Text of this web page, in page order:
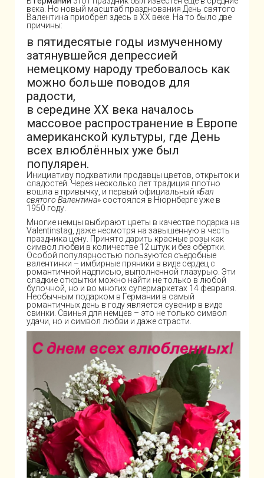
века. Но новый масштаб празднования День святого
Валентина приобрёл здесь в XX веке. На то было две
причины:
в пятидесятые годы измученному
затянувшейся депрессией
немецкому народу требовалось как
можно больше поводов для
радости,
в середине XX века началось
массовое распространение в Европе
американской культуры, где День
всех влюблённых уже был
популярен.
Инициативу подхватили продавцы цветов, открыток и
сладостей. Через несколько лет традиция плотно
вошла в привычку, и первый официальный «Бал
святого Валентина» состоялся в Нюрнберге уже в
1950 году.
Многие немцы выбирают цветы в качестве подарка на
Valentinstag, даже несмотря на завышенную в честь
праздника цену. Принято дарить красные розы как
символ любви в количестве 12 штук и без обёртки.
Особой популярностью пользуются съедобные
валентинки – имбирные пряники в виде сердец с
романтичной надписью, выполненной глазурью. Эти
сладкие открытки можно найти не только в любой
булочной, но и во многих супермаркетах 14 февраля.
Необычным подарком в Германии в самый
романтичных день в году является сувенир в виде
свинки. Свинья для немцев – это не только символ
удачи, но и символ любви и даже страсти.